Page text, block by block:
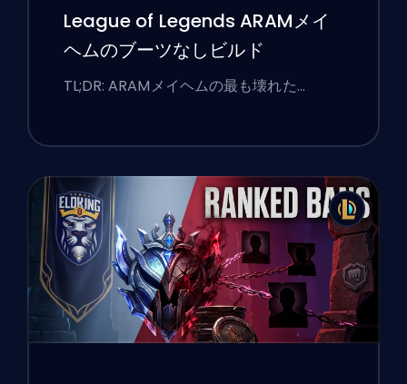
League of Legends ARAMメイ
ヘムのブーツなしビルド
TL;DR: ARAMメイヘムの最も壊れた…